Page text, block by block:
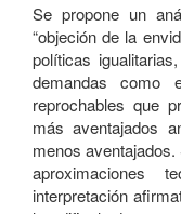
Se propone un
“objeción de la
políticas
demandas como
reprochables que
más aventajados
menos
aproximaciones
interpretación